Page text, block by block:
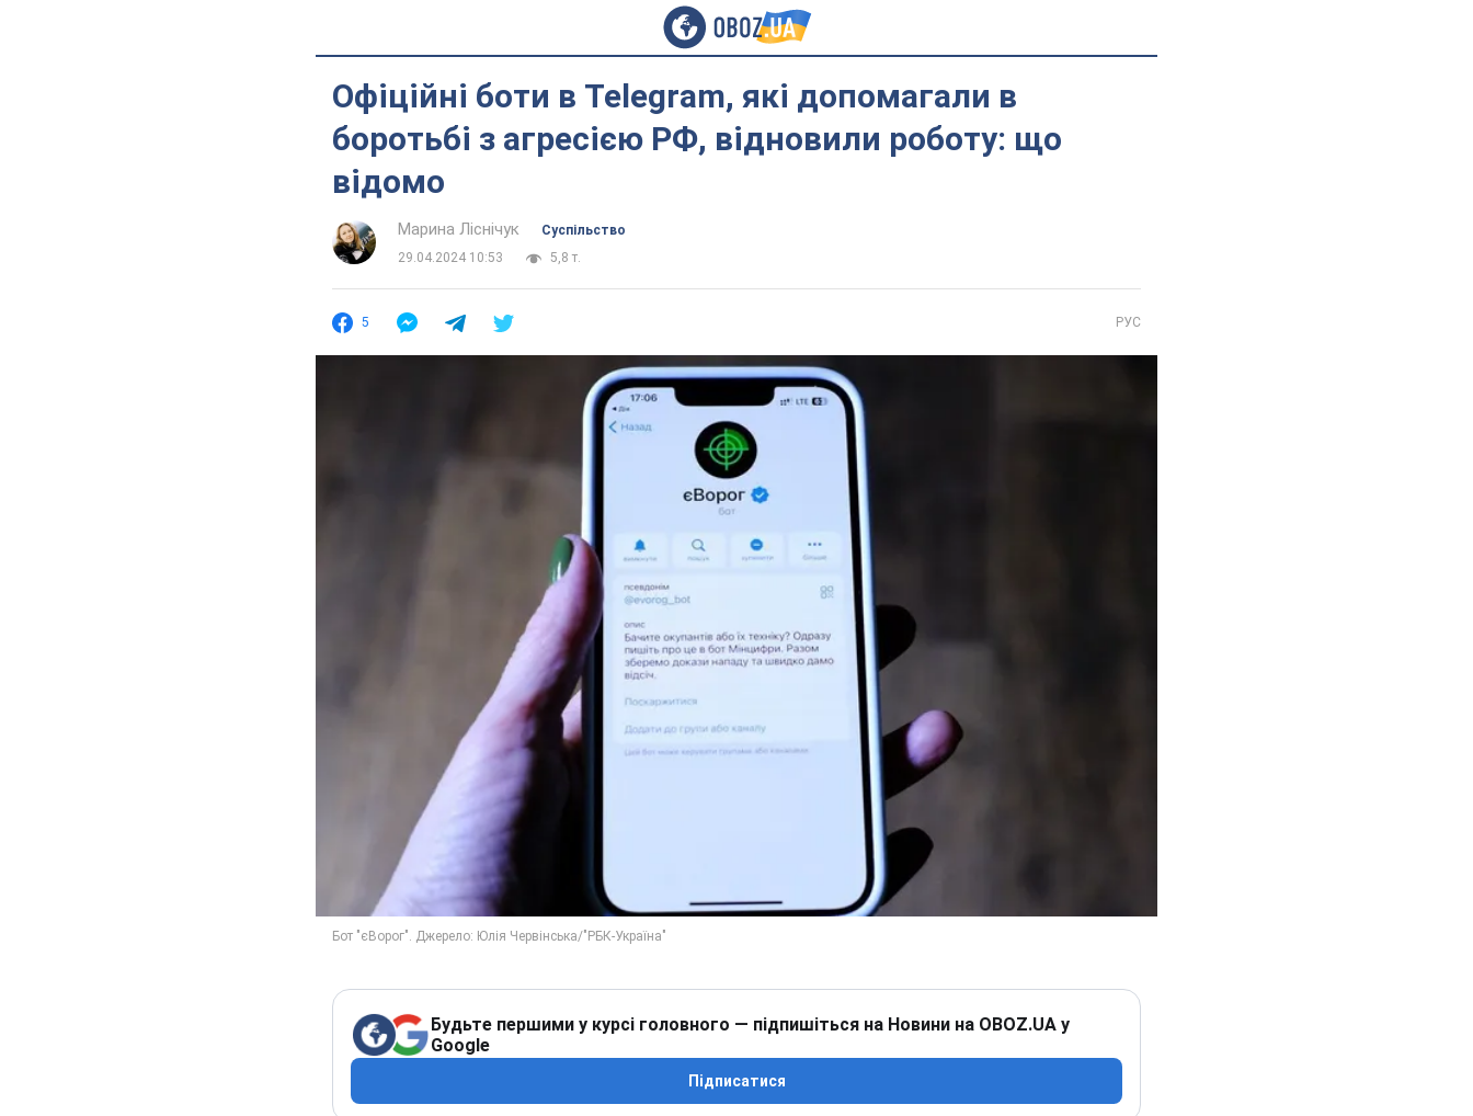
Офіційні боти в Telegram, які допомагали в
боротьбі з агресією РФ, відновили роботу: що
відомо
Марина Ліснічук
Суспільство
29.04.2024 10:53
5,8 т.
5 РУС
Будьте першими у курсі головного — підпишіться на Новини на OBOZ.UA у
Google
Підписатися